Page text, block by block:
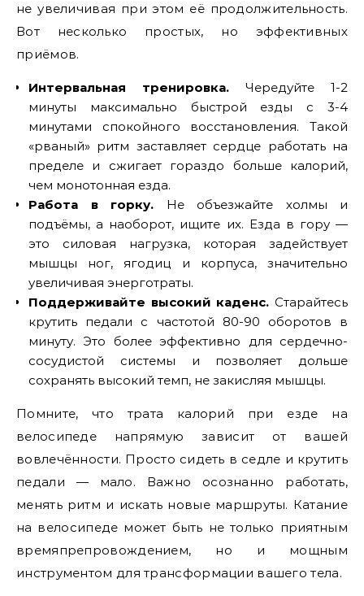
не увеличивая при этом её продолжительность.
Вот несколько простых, но эффективных
приёмов.
Интервальная тренировка. Чередуйте 1-2
минуты максимально быстрой езды с 3-4
минутами спокойного восстановления. Такой
«рваный» ритм заставляет сердце работать на
пределе и сжигает гораздо больше калорий,
чем монотонная езда.
Работа в горку. Не объезжайте холмы и
подъёмы, а наоборот, ищите их. Езда в гору —
это силовая нагрузка, которая задействует
мышцы ног, ягодиц и корпуса, значительно
увеличивая энерготраты.
Поддерживайте высокий каденс. Старайтесь
крутить педали с частотой 80-90 оборотов в
минуту. Это более эффективно для сердечно-
сосудистой системы и позволяет дольше
сохранять высокий темп, не закисляя мышцы.
Помните, что трата калорий при езде на
велосипеде напрямую зависит от вашей
вовлечённости. Просто сидеть в седле и крутить
педали — мало. Важно осознанно работать,
менять ритм и искать новые маршруты. Катание
на велосипеде может быть не только приятным
времяпрепровождением, но и мощным
инструментом для трансформации вашего тела.